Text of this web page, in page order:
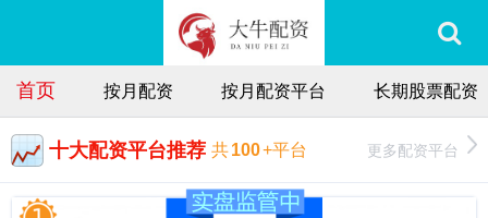
首页 按月配资 按月配资平台 长期股票配资
十大配资平台推荐 共100+平台 更多配资平台